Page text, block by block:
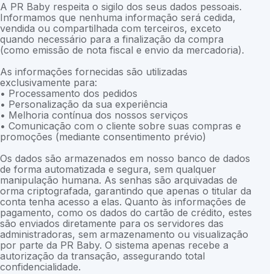
A PR Baby respeita o sigilo dos seus dados pessoais.
Informamos que nenhuma informação será cedida,
vendida ou compartilhada com terceiros, exceto
quando necessário para a finalização da compra
(como emissão de nota fiscal e envio da mercadoria).
As informações fornecidas são utilizadas
exclusivamente para:
• Processamento dos pedidos
• Personalização da sua experiência
• Melhoria contínua dos nossos serviços
• Comunicação com o cliente sobre suas compras e
promoções (mediante consentimento prévio)
Os dados são armazenados em nosso banco de dados
de forma automatizada e segura, sem qualquer
manipulação humana. As senhas são arquivadas de
orma criptografada, garantindo que apenas o titular da
conta tenha acesso a elas. Quanto às informações de
pagamento, como os dados do cartão de crédito, estes
são enviados diretamente para os servidores das
administradoras, sem armazenamento ou visualização
por parte da PR Baby. O sistema apenas recebe a
autorização da transação, assegurando total
confidencialidade.